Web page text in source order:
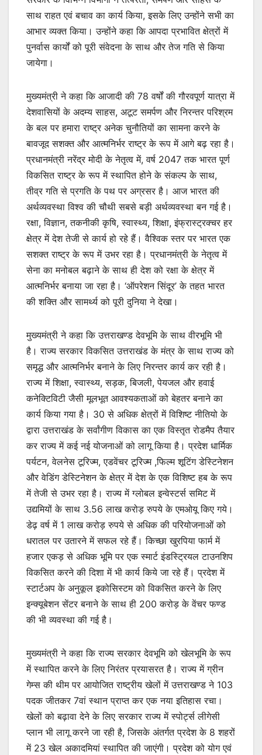
साथ राहत एवं बचाव का कार्य किया, इसके लिए उन्होंने सभी का
आभार व्यक्त किया। उन्होंने कहा कि आपदा प्रभावित क्षेत्रों में
पुनर्वास कार्यों को पूरी संवेदना के साथ और तेज गति से किया
जायेगा।
मुख्यमंत्री ने कहा कि आजादी की 78 वर्षों की गौरवपूर्ण यात्रा में
देशवासियों के अदम्य साहस, अटूट समर्पण और निरन्तर परिश्रम
के बल पर हमारा राष्ट्र अनेक चुनौतियों का सामना करने के
बावजूद सशक्त और आत्मनिर्भर राष्ट्र के रूप में आगे बढ़ रहा है।
प्रधानमंत्री नरेंद्र मोदी के नेतृत्व में, वर्ष 2047 तक भारत पूर्ण
विकसित राष्ट्र के रूप में स्थापित होने के संकल्प के साथ,
तीव्र गति से प्रगति के पथ पर अग्रसर है। आज भारत की
अर्थव्यवस्था विश्व की चौथी सबसे बड़ी अर्थव्यवस्था बन गई है।
रक्षा, विज्ञान, तकनीकी कृषि, स्वास्थ्य, शिक्षा, इंफ्रास्ट्रक्चर हर
क्षेत्र में देश तेजी से कार्य हो रहे हैं। वैश्विक स्तर पर भारत एक
सशक्त राष्ट्र के रूप में उभर रहा है। प्रधानमंत्री के नेतृत्व में
सेना का मनोबल बढ़ाने के साथ ही देश को रक्षा के क्षेत्र में
आत्मनिर्भर बनाया जा रहा है। ‘ऑपरेशन सिंदूर’ के तहत भारत
की शक्ति और सामर्थ्य को पूरी दुनिया ने देखा।
मुख्यमंत्री ने कहा कि उत्तराखण्ड देवभूमि के साथ वीरभूमि भी
है। राज्य सरकार विकसित उत्तराखंड के मंत्र के साथ राज्य को
समृद्ध और आत्मनिर्भर बनाने के लिए निरन्तर कार्य कर रही है।
राज्य में शिक्षा, स्वास्थ्य, सड़क, बिजली, पेयजल और हवाई
कनेक्टिविटी जैसी मूलभूत आवश्यकताओं को बेहतर बनाने का
कार्य किया गया है। 30 से अधिक क्षेत्रों में विशिष्ट नीतियो के
द्वारा उत्तराखंड के सर्वांगीण विकास का एक विस्तृत रोडमैप तैयार
कर राज्य में कई नई योजनाओं को लागू किया है। प्रदेश धार्मिक
पर्यटन, वेलनेस टूरिज्म, एडवेंचर टूरिज्म ,फिल्म शूटिंग डेस्टिनेशन
और वेडिंग डेस्टिनेशन के क्षेत्र में देश के एक विशिष्ट हब के रूप
में तेजी से उभर रहा है। राज्य में ग्लोबल इन्वेस्टर्स समिट में
उद्यमियों के साथ 3.56 लाख करोड़ रुपये के एमओयू किए गये।
डेढ़ वर्ष में 1 लाख करोड़ रुपये से अधिक की परियोजनाओं को
धरातल पर उतारने में सफल रहे हैं। किच्छा खुरपिया फार्म में
हजार एकड़ से अधिक भूमि पर एक स्मार्ट इंडस्ट्रियल टाउनशिप
विकसित करने की दिशा में भी कार्य किये जा रहे हैं। प्रदेश में
स्टार्टअप के अनुकूल इकोसिस्टम को विकसित करने के लिए
इन्क्यूबेशन सेंटर बनाने के साथ ही 200 करोड़ के वेंचर फण्ड
की भी व्यवस्था की गई है।
मुख्यमंत्री ने कहा कि राज्य सरकार देवभूमि को खेलभूमि के रूप
में स्थापित करने के लिए निरंतर प्रयासरत है। राज्य में ग्रीन
गेम्स की थीम पर आयोजित राष्ट्रीय खेलों में उत्तराखण्ड ने 103
पदक जीतकर 7वां स्थान प्राप्त कर एक नया इतिहास रचा।
खेलों को बढ़ावा देने के लिए सरकार राज्य में स्पोर्ट्स लीगेसी
प्लान भी लागू करने जा रही है, जिसके अंतर्गत प्रदेश के 8 शहरों
में 23 खेल अकादमियां स्थापित की जाएंगी। प्रदेश को योग एवं